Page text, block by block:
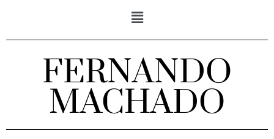
FERNANDO
MACHADO